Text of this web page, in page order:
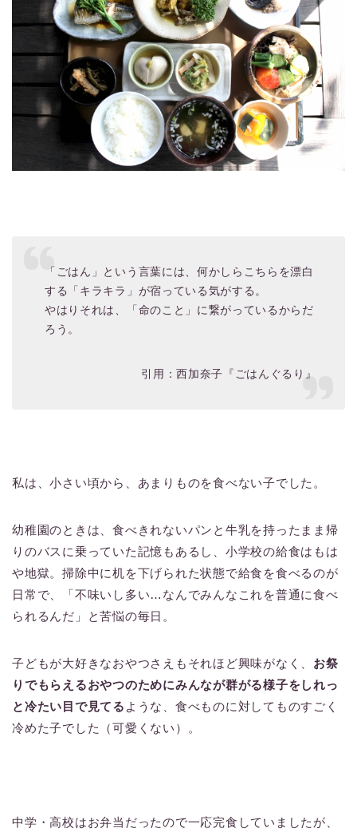
「ごはん」という言葉には、何かしらこちらを漂白
する「キラキラ」が宿っている気がする。
やはりそれは、「命のこと」に繋がっているからだ
ろう。
引用：西加奈子『ごはんぐるり』
私は、小さい頃から、あまりものを食べない子でした。
幼稚園のときは、食べきれないパンと牛乳を持ったまま帰
りのバスに乗っていた記憶もあるし、小学校の給食はもは
や地獄。掃除中に机を下げられた状態で給食を食べるのが
日常で、「不味いし多い…なんでみんなこれを普通に食べ
られるんだ」と苦悩の毎日。
子どもが大好きなおやつさえもそれほど興味がなく、 お祭
りでもらえるおやつのためにみんなが群がる様子をしれっ
と冷たい目で見てる ような、食べものに対してものすごく
冷めた子でした（可愛くない）。
中学・高校はお弁当だったので一応完食していましたが、